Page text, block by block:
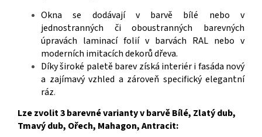
Okna se dodávají v barvě bílé nebo v
jednostranných či oboustranných barevných
úpravách laminací folií v barvách RAL nebo v
moderních imitacích dekorů dřeva.
Díky široké paletě barev získá interiér i fasáda nový
a zajímavý vzhled a zároveň specifický elegantní
ráz.
Lze zvolit 3 barevné varianty v barvě Bílé, Zlatý dub,
Tmavý dub, Ořech, Mahagon, Antracit: